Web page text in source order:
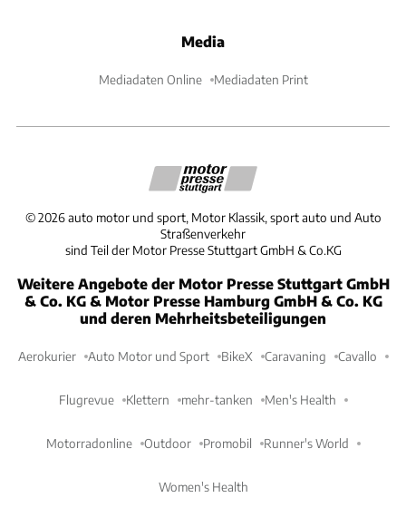
Media
Mediadaten Online Mediadaten Print
©2026 auto motor und sport, Motor Klassik, sport auto und Auto
Straßenverkehr
sind Teil der Motor Presse Stuttgart GmbH & Co.KG
Weitere Angebote der Motor Presse Stuttgart GmbH
& Co. KG & Motor Presse Hamburg GmbH & Co. KG
und deren Mehrheitsbeteiligungen
Aerokurier Auto Motor und Sport BikeX Caravaning Cavallo
Flugrevue Klettern mehr-tanken Men's Health
Motorradonline Outdoor Promobil Runner's World
Women's Health